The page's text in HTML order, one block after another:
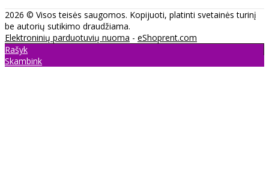
2026 © Visos teisės saugomos. Kopijuoti, platinti svetainės turinį
be autorių sutikimo draudžiama.
Elektroninių parduotuvių nuoma - eShoprent.com
Rašyk
Skambink